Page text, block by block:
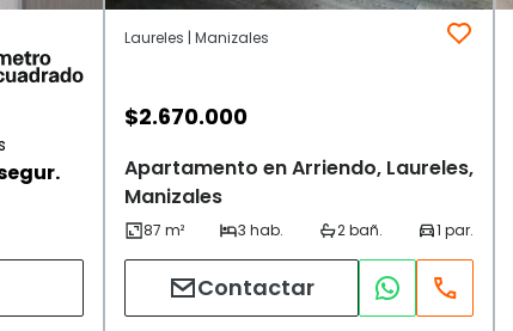
Laureles | Manizales
$2.670.000
Apartamento en Arriendo, Laureles,
Manizales
Contactar